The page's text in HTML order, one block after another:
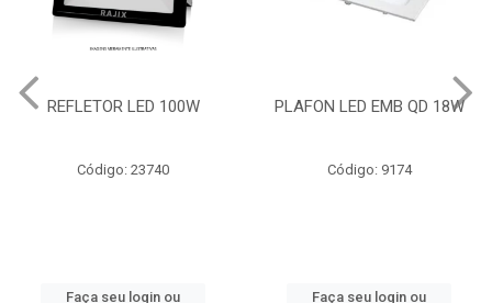
REFLETOR LED 100W
Código: 23740
Faça seu login ou
PLAFON LED EMB QD 18W
Código: 9174
Faça seu login ou